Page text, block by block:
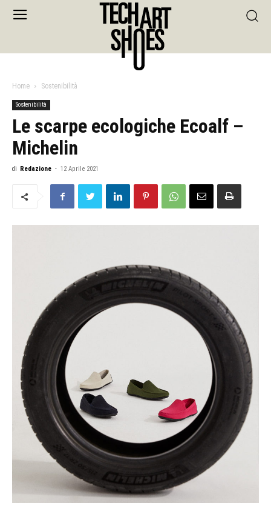
Home Sostenibilità
Sostenibilità
Le scarpe ecologiche Ecoalf –
Michelin
di Redazione - 12 Aprile 2021